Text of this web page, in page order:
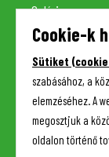
Galéria
Szaknévsor
Kapcsolat
HASZNOS
Cookie-k
Sütiket
szabásához, a
elemzéséhez. A
megosztjuk a
oldalon történő